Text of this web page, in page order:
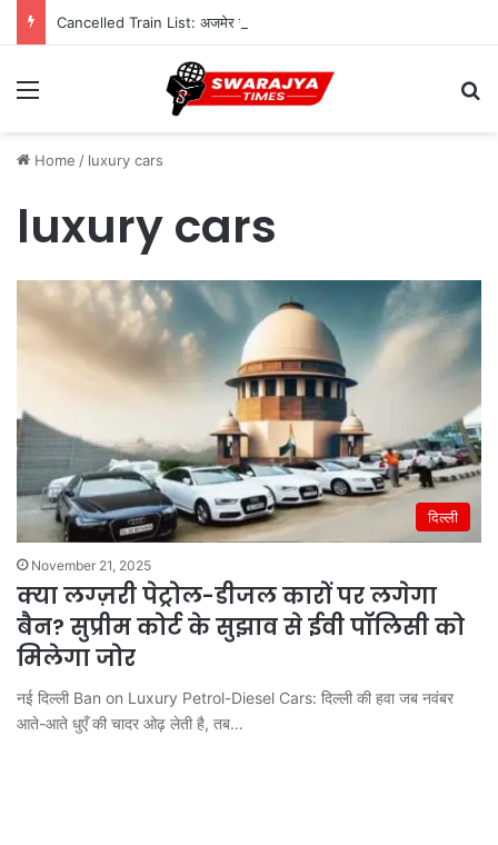
Menu
Home / luxury cars
luxury cars
दिल्ली
November 21, 2025
क्या लग्ज़री पेट्रोल-डीजल कारों पर लगेगा
बैन? सुप्रीम कोर्ट के सुझाव से ईवी पॉलिसी को
मिलेगा जोर
नई दिल्ली Ban on Luxury Petrol-Diesel Cars: दिल्ली की हवा जब नवंबर
आते-आते धुएँ की चादर ओढ़ लेती है, तब…